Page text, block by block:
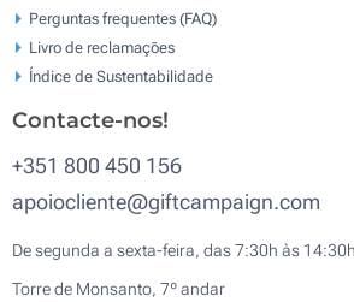
Perguntas frequentes (FAQ)
Livro de reclamaçōes
Índice de Sustentabilidade
Contacte-nos!
+351 800 450 156
apoiocliente@giftcampaign.com
De segunda a sexta-feira, das 7:30h às 14:30h
Torre de Monsanto, 7º andar